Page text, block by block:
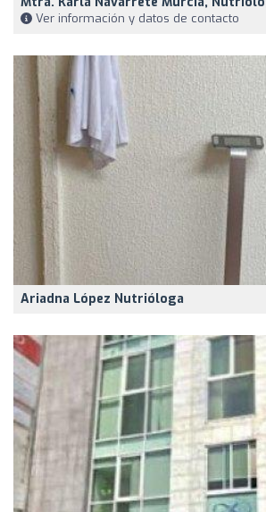
Ver información y datos de contacto
Ariadna López Nutrióloga